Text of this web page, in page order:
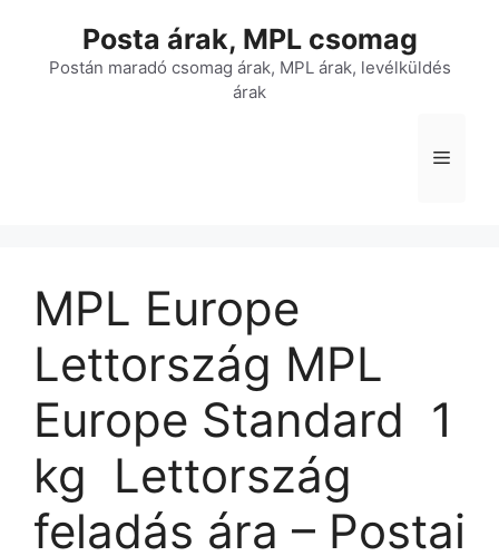
tartalomba
Posta árak, MPL csomag
Postán maradó csomag árak, MPL árak, levélküldés
árak
Menü
MPL Europe
Lettország MPL
Europe Standard  1
kg  Lettország
feladás ára – Postai